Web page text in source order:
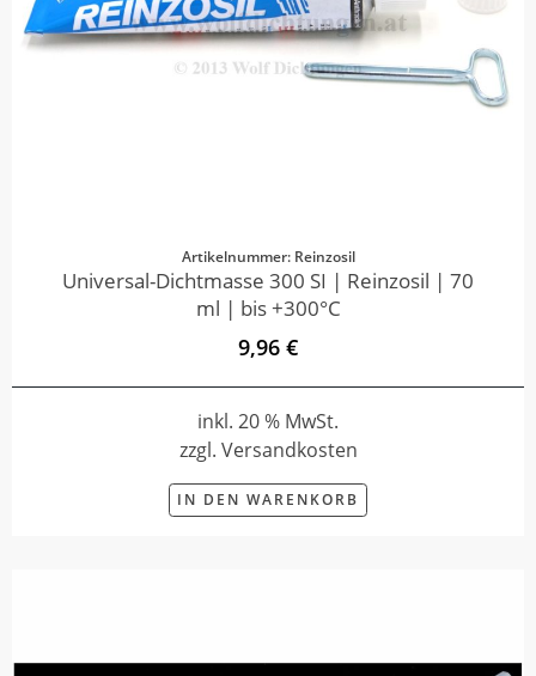
Artikelnummer: Reinzosil
Universal-Dichtmasse 300 SI | Reinzosil | 70
ml | bis +300°C
9,96 €
inkl. 20 % MwSt.
zzgl. Versandkosten
IN DEN WARENKORB